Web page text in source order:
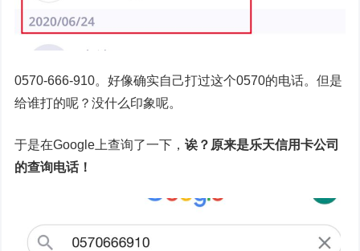
0570-666-910。好像确实自己打过这个0570的电话。但是
给谁打的呢？没什么印象呢。
于是在Google上查询了一下，诶？原来是乐天信用卡公司
的查询电话！